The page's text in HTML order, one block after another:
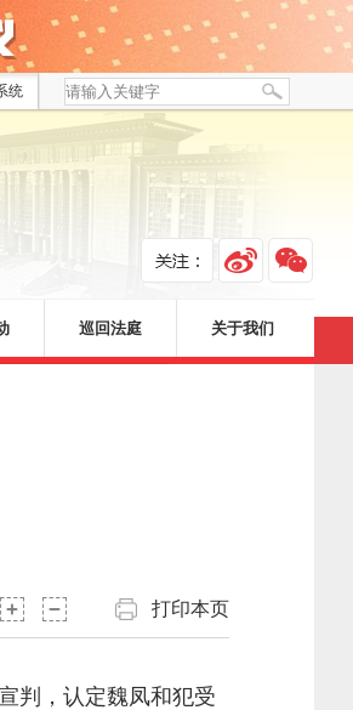
统
巡回法庭 关于我们
打印本页
判，认定魏凤和犯受